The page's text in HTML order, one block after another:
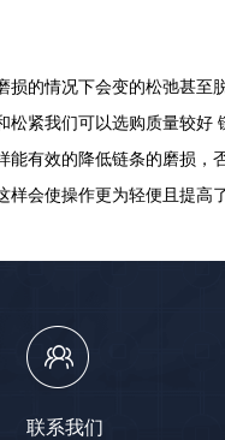
损的情况下会变的松弛甚
松紧我们可以选购质量较
能有效的降低链条的磨损
样会使操作更为轻便且提高
联系我们